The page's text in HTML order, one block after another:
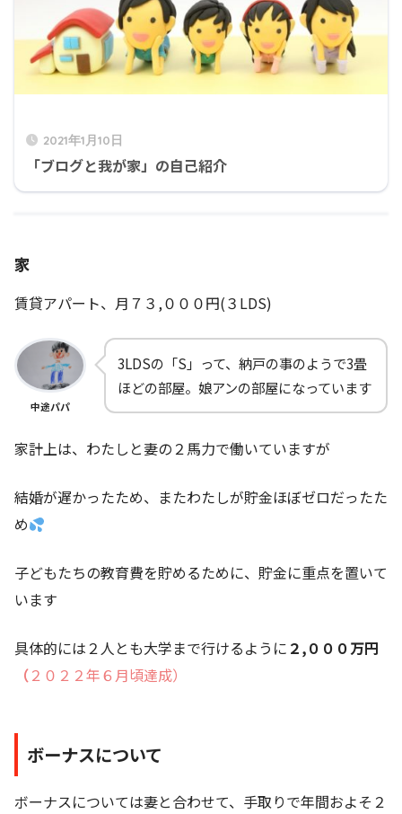
2021年1月10日
「ブログと我が家」の自己紹介
家
賃貸アパート、月７３,０００円(３LDS)
中途パパ
3LDSの「S」って、納戸の事のようで3畳
ほどの部屋。娘アンの部屋になっています
家計上は、わたしと妻の２馬力で働いていますが
結婚が遅かったため、またわたしが貯金ほぼゼロだったた
め
子どもたちの教育費を貯めるために、貯金に重点を置いて
います
具体的には２人とも大学まで行けるように ２,０００万円
（２０２２年６月頃達成）
ボーナスについて
ボーナスについては妻と合わせて、手取りで年間およそ２